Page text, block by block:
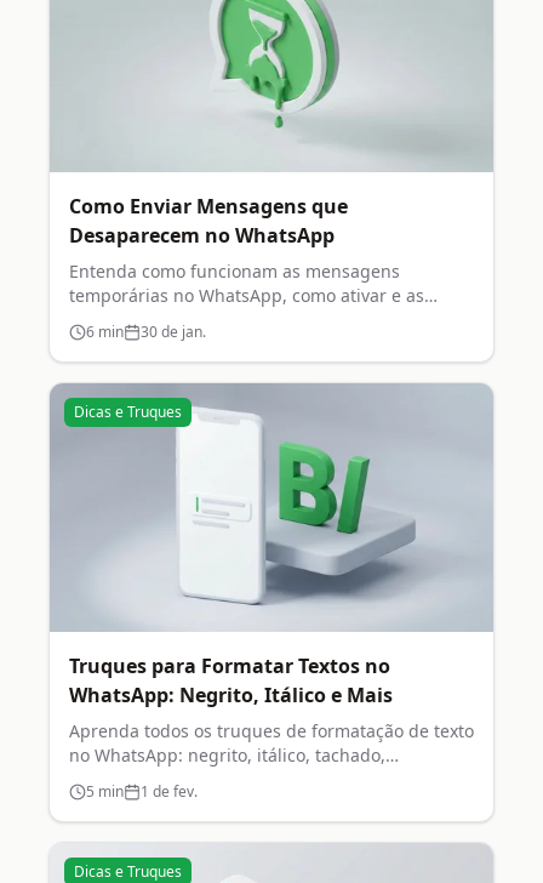
Como Enviar Mensagens que
Desaparecem no WhatsApp
Entenda como funcionam as mensagens
temporárias no WhatsApp, como ativar e as
opções de duração disponíveis.
6 min 30 de jan.
Dicas e Truques
Truques para Formatar Textos no
WhatsApp: Negrito, Itálico e Mais
Aprenda todos os truques de formatação de texto
no WhatsApp: negrito, itálico, tachado,
monoespaçado e listas.
5 min 1 de fev.
Dicas e Truques